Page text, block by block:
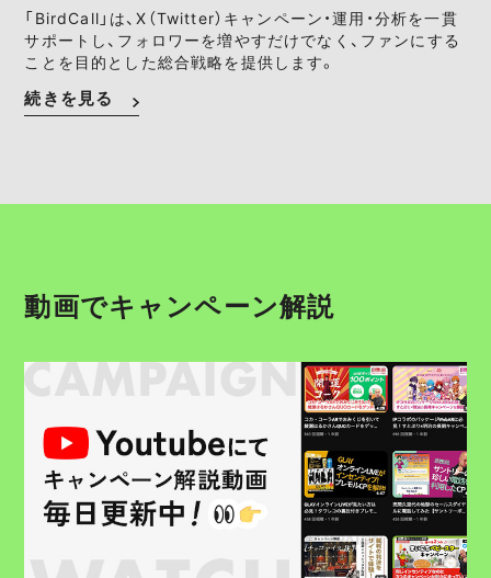
「BirdCall」は、X（Twitter）キャンペーン・運用・分析を一貫
サポートし、フォロワーを増やすだけでなく、ファンにする
ことを目的とした総合戦略を提供します。
続きを見る
動画でキャンペーン解説